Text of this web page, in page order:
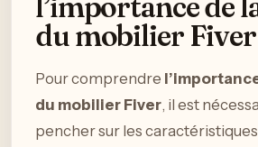
du mobilier Fiver
Pour comprendre
du mobilier Fiver, il est
pencher sur les